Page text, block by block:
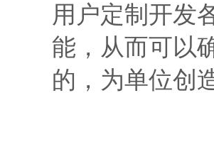
用户定制开发
能，从而可以
的，为单位创